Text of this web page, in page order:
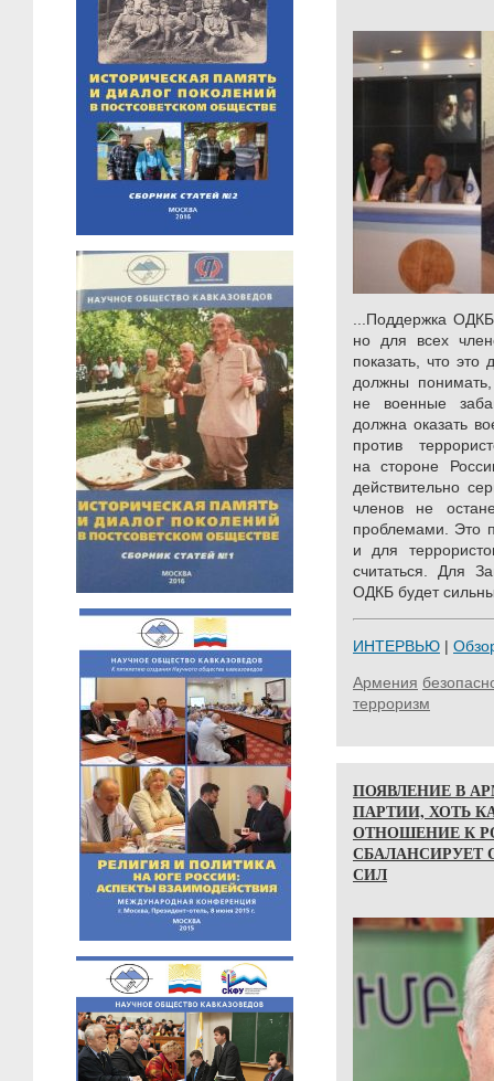
...Поддержка
но для всех
показать, что это
должны
не военные
должна оказать
против
на стороне
действительно
членов не
проблемами. Это
и для
считаться. Для
ОДКБ будет
ИНТЕРВЬЮ |
Армения
терроризм
ПОЯВЛЕНИЕ В
ПАРТИИ, ХОТЬ
ОТНОШЕНИЕ К
СИЛ